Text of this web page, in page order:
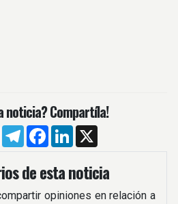
noticia? Compartíla!
WhatsApp
TelegramFacebook
LinkedIn
de esta noticia
opiniones en relación a